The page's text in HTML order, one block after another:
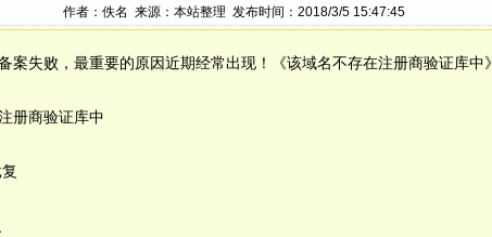
作者：佚名 来源：本站整理 发布时间：2018/3/5 15:47:45
案失败，最重要的原因近期经常出现！《该域名不存在注册商验证库中》
册商验证库中